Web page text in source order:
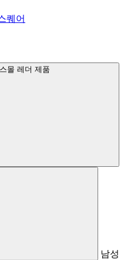
퀘어
몰 레더 제품
남성